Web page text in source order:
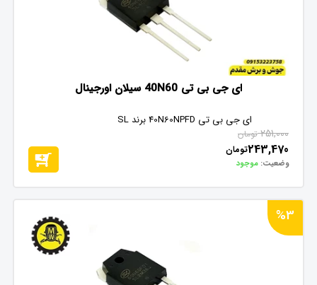
ای جی بی تی 40N60 سیلان اورجینال
ای جی بی تی 40N60NPFD برند SL
251,000 تومان
243,470تومان
وضعیت: موجود
%3